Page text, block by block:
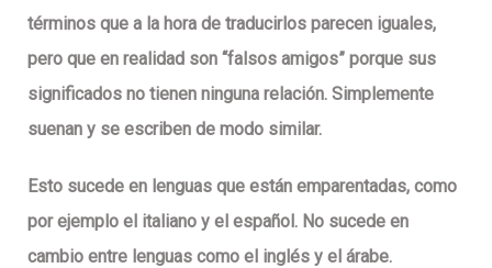
términos que a la hora de traducirlos parecen iguales,
pero que en realidad son “falsos amigos” porque sus
significados no tienen ninguna relación. Simplemente
suenan y se escriben de modo similar.
Esto sucede en lenguas que están emparentadas, como
por ejemplo el italiano y el español. No sucede en
cambio entre lenguas como el inglés y el árabe.